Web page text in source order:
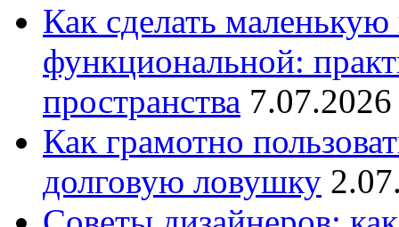
Как сделать
функциональной:
пространства
Как грамотно
долговую ловушку